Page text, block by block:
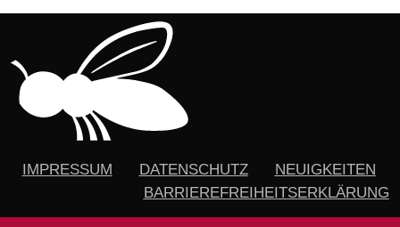
IMPRESSUM DATENSCHUTZ
NEUIGKEITEN
BARRIEREFREIHEITSERKLÄRUNG